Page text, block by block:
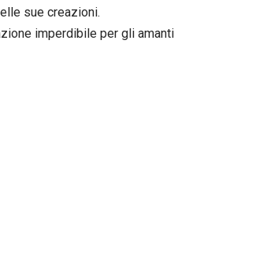
sue creazioni.
imperdibile per gli amanti